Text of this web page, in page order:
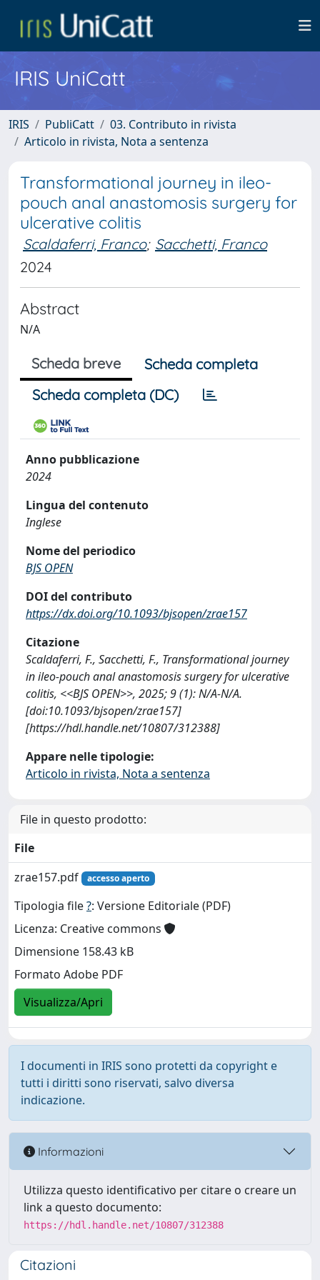
IRIS UniCatt
IRIS PubliCatt
03. Contributo in rivista
Articolo in rivista, Nota a sentenza
Transformational journey in ileo-
pouch anal anastomosis surgery for
ulcerative colitis
Scaldaferri, Franco; Sacchetti, Franco
2024
Abstract
N/A
Scheda breve
Scheda completa
Scheda completa (DC)
Anno pubblicazione
2024
Lingua del contenuto
Inglese
Nome del periodico
BJS OPEN
DOI del contributo
https://dx.doi.org/10.1093/bjsopen/zrae157
Citazione
Scaldaferri, F., Sacchetti, F., Transformational journey
in ileo-pouch anal anastomosis surgery for ulcerative
colitis, <<BJS OPEN>>, 2025; 9 (1): N/A-N/A.
[doi:10.1093/bjsopen/zrae157]
[https://hdl.handle.net/10807/312388]
Appare nelle tipologie:
Articolo in rivista, Nota a sentenza
File in questo prodotto:
File
zrae157.pdf
accesso aperto
Tipologia file?: Versione Editoriale (PDF)
Licenza: Creative commons
Dimensione 158.43 kB
Formato Adobe PDF
Visualizza/Apri
I documenti in IRIS sono protetti da copyright e
tutti i diritti sono riservati, salvo diversa
indicazione.
Informazioni
Utilizza questo identificativo per citare o creare un
link a questo documento:
https://hdl.handle.net/10807/312388
Citazioni